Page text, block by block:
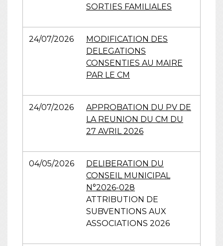
SORTIES FAMILIALES
24/07/2026
MODIFICATION DES
DELEGATIONS
CONSENTIES AU MAIRE
PAR LE CM
24/07/2026
APPROBATION DU PV DE
LA REUNION DU CM DU
27 AVRIL 2026
04/05/2026
DELIBERATION DU
CONSEIL MUNICIPAL
N°2026-028
ATTRIBUTION DE
SUBVENTIONS AUX
ASSOCIATIONS 2026